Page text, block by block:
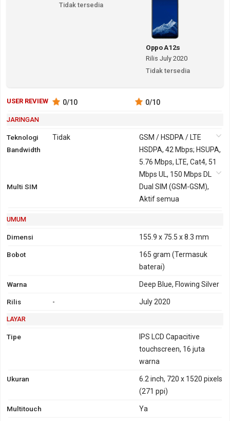
Tidak tersedia
Oppo A12s
Rilis July 2020
Tidak tersedia
USER REVIEW 0/10 0/10
JARINGAN
Teknologi Tidak
GSM / HSDPA / LTE
2G
HSDPA
850, 900,
2100
GPRS Ya
Bandwidth
HSDPA, 42 Mbps; HSUPA,
5.76 Mbps, LTE, Cat4, 51
Mbps UL, 150 Mbps DL
Multi SIM
Dual SIM (GSM-GSM),
Aktif semua
UMUM
Dimensi 155.9 x 75.5 x 8.3 mm
Bobot 165 gram (Termasuk
baterai)
Warna Deep Blue, Flowing Silver
Rilis - July 2020
LAYAR
Tipe
IPS LCD Capacitive
touchscreen, 16 juta
warna
Ukuran
6.2 inch, 720 x 1520 pixels
(271 ppi)
Multitouch Ya